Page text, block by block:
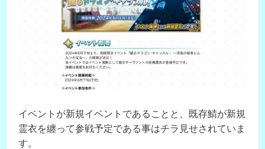
イベントが新規イベントであることと、既存鯖が新規
霊衣を纏って参戦予定である事はチラ見せされていま
す。